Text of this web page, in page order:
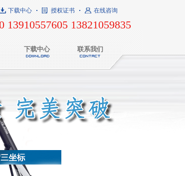
在线咨询
授权证书
下载中心
13910557605 13821059835
下载中心 联系我们